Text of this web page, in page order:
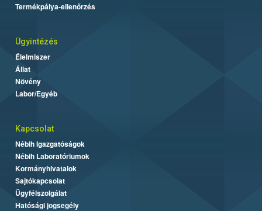
Termékpálya-ellenőrzés
Ügyintézés
Élelmiszer
Állat
Növény
Labor/Egyéb
Kapcsolat
Nébih Igazgatóságok
Nébih Laboratóriumok
Kormányhivatalok
Sajtókapcsolat
Ügyfélszolgálat
Hatósági jogsegély